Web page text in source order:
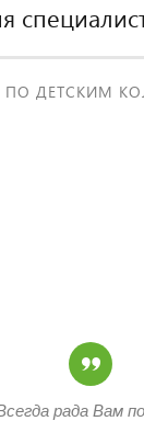
ПО ДЕТСКИМ
рада Вам